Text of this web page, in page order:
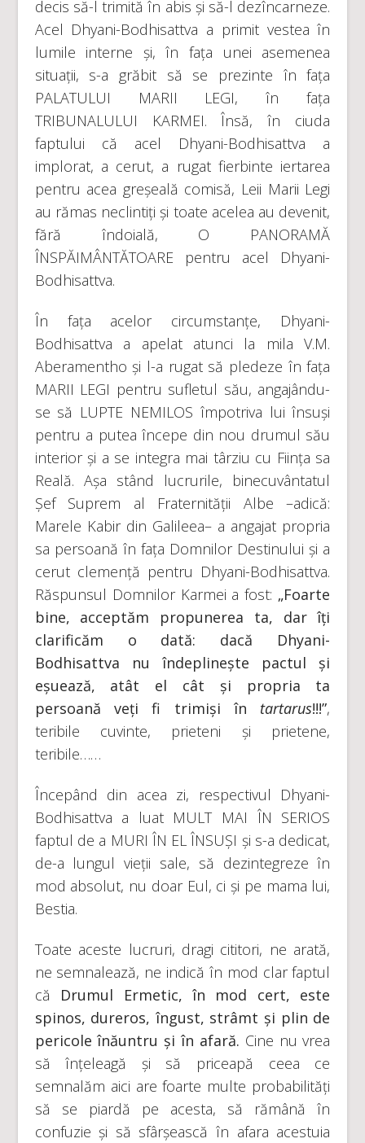
decis să-l trimită în abis și să-l dezîncarneze.
Acel Dhyani-Bodhisattva a primit vestea în
lumile interne și, în fața unei asemenea
situații, s-a grăbit să se prezinte în fața
PALATULUI MARII LEGI, în fața
TRIBUNALULUI KARMEI. Însă, în ciuda
faptului că acel Dhyani-Bodhisattva a
implorat, a cerut, a rugat fierbinte iertarea
pentru acea greșeală comisă, Leii Marii Legi
au rămas neclintiți și toate acelea au devenit,
fără îndoială, O PANORAMĂ
ÎNSPĂIMÂNTĂTOARE pentru acel Dhyani-
Bodhisattva.
În fața acelor circumstanțe, Dhyani-
Bodhisattva a apelat atunci la mila V.M.
Aberamentho și l-a rugat să pledeze în fața
MARII LEGI pentru sufletul său, angajându-
se să LUPTE NEMILOS împotriva lui însuși
pentru a putea începe din nou drumul său
interior și a se integra mai târziu cu Ființa sa
Reală. Așa stând lucrurile, binecuvântatul
Șef Suprem al Fraternității Albe –adică:
Marele Kabir din Galileea– a angajat propria
sa persoană în fața Domnilor Destinului și a
cerut clemență pentru Dhyani-Bodhisattva.
Răspunsul Domnilor Karmei a fost: „Foarte
bine, acceptăm propunerea ta, dar îți
clarificăm o dată: dacă Dhyani-
Bodhisattva nu îndeplinește pactul și
eșuează, atât el cât și propria ta
persoană veți fi trimiși în tartarus!!!”,
teribile cuvinte, prieteni și prietene,
teribile……
Începând din acea zi, respectivul Dhyani-
Bodhisattva a luat MULT MAI ÎN SERIOS
faptul de a MURI ÎN EL ÎNSUȘI și s-a dedicat,
de-a lungul vieții sale, să dezintegreze în
mod absolut, nu doar Eul, ci și pe mama lui,
Bestia.
Toate aceste lucruri, dragi cititori, ne arată,
ne semnalează, ne indică în mod clar faptul
că Drumul Ermetic, în mod cert, este
spinos, dureros, îngust, strâmt și plin de
pericole înăuntru și în afară. Cine nu vrea
să înțeleagă și să priceapă ceea ce
semnalăm aici are foarte multe probabilități
să se piardă pe acesta, să rămână în
confuzie și să sfârșească în afara acestuia